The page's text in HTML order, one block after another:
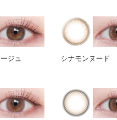
ジュ シナモンヌード